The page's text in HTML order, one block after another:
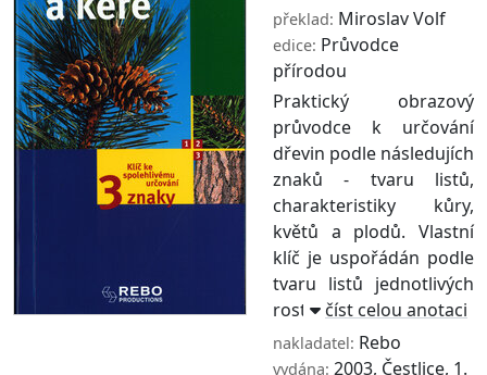
překlad: Miroslav Volf
edice: Průvodce
přírodou
Praktický obrazový
průvodce k určování
dřevin podle následujích
znaků - tvaru listů,
charakteristiky kůry,
květů a plodů. Vlastní
klíč je uspořádán podle
tvaru listů jednotlivých
rostlin - s průvo ...
číst celou anotaci
nakladatel: Rebo
vydána: 2003, Čestlice, 1.